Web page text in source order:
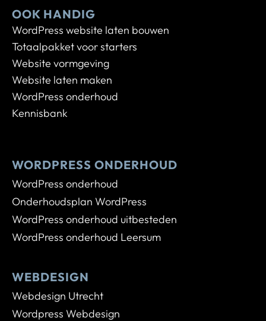
OOK HANDIG
WordPress website laten bouwen
Totaalpakket voor starters
Website vormgeving
Website laten maken
WordPress onderhoud
Kennisbank
WORDPRESS ONDERHOUD
WordPress onderhoud
Onderhoudsplan WordPress
WordPress onderhoud uitbesteden
WordPress onderhoud Leersum
WEBDESIGN
Webdesign Utrecht
Wordpress Webdesign